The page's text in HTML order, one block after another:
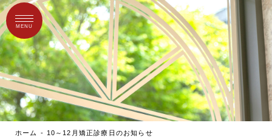
MENU
ホーム 10～12月矯正診療日のお知らせ